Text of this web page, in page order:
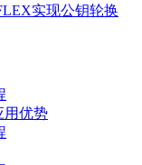
实现公钥轮换
用优势